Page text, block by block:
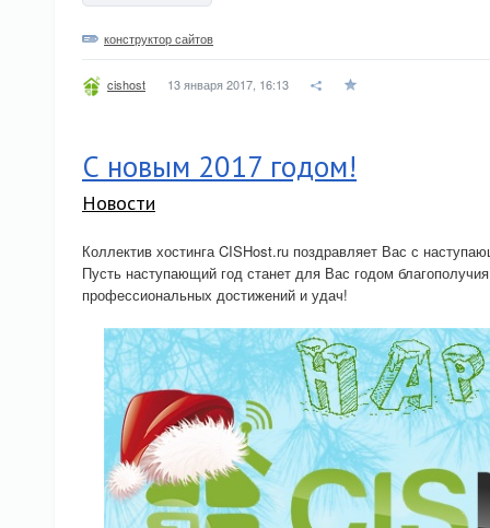
конструктор сайтов
cishost 13 января 2017, 16:13
С новым 2017 годом!
Новости
Коллектив хостинга CISHost.ru поздравляет Вас с
Пусть наступающий год станет для Вас годом
профессиональных достижений и удач!